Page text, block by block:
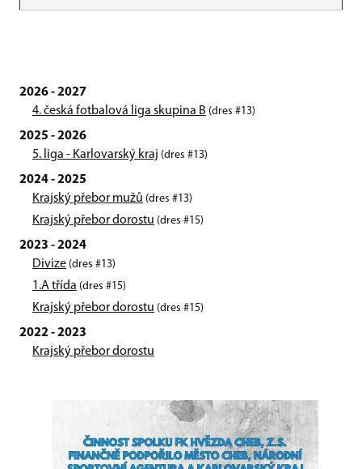
2026 - 2027
4. česká fotbalová liga skupina B (dres #13)
2025 - 2026
5. liga - Karlovarský kraj (dres #13)
2024 - 2025
Krajský přebor mužů (dres #13)
Krajský přebor dorostu (dres #15)
2023 - 2024
Divize (dres #13)
1.A třída (dres #15)
Krajský přebor dorostu (dres #15)
2022 - 2023
Krajský přebor dorostu